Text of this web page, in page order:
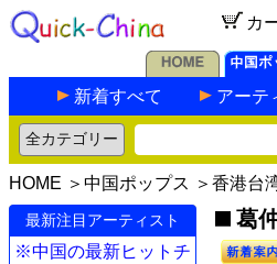
カ
新着すべて アーテ
HOME ＞ 中国ポップス ＞ 香港台
最新注目アーティスト
※中国の最新ヒットチ
葛